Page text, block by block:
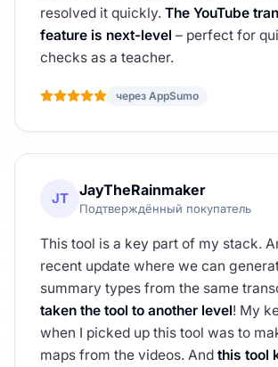
resolved it quickly. The YouTube
feature is next-level – perfect for
checks as a teacher.
через AppSumo
JT JayTheRainmaker
Подтверждённый покупатель
This tool is a key part of my stack.
recent update where we can
summary types from the same
taken the tool to another level! My
when I picked up this tool was to
maps from the videos. And this tool